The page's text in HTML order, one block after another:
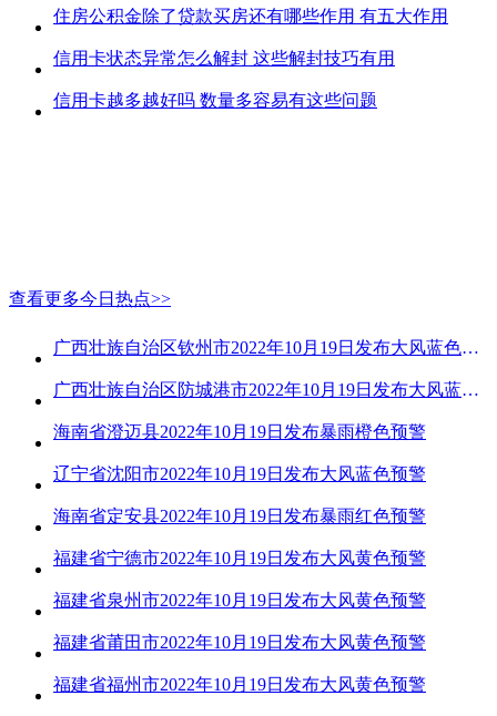
住房公积金除了贷款买房还有哪些作用 有五大作用
信用卡状态异常怎么解封 这些解封技巧有用
信用卡越多越好吗 数量多容易有这些问题
查看更多今日热点>>
广西壮族自治区钦州市2022年10月19日发布大风蓝色预警
广西壮族自治区防城港市2022年10月19日发布大风蓝色预警
海南省澄迈县2022年10月19日发布暴雨橙色预警
辽宁省沈阳市2022年10月19日发布大风蓝色预警
海南省定安县2022年10月19日发布暴雨红色预警
福建省宁德市2022年10月19日发布大风黄色预警
福建省泉州市2022年10月19日发布大风黄色预警
福建省莆田市2022年10月19日发布大风黄色预警
福建省福州市2022年10月19日发布大风黄色预警